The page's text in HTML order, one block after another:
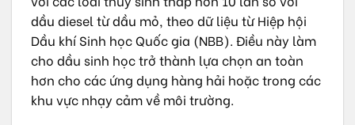
dầu diesel từ dầu mỏ, theo dữ liệu từ Hiệp hội
Dầu khí Sinh học Quốc gia (NBB). Điều này làm
cho dầu sinh học trở thành lựa chọn an toàn
hơn cho các ứng dụng hàng hải hoặc trong các
khu vực nhạy cảm về môi trường.